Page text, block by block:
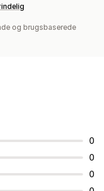
og brugsbaserede
0
0
0